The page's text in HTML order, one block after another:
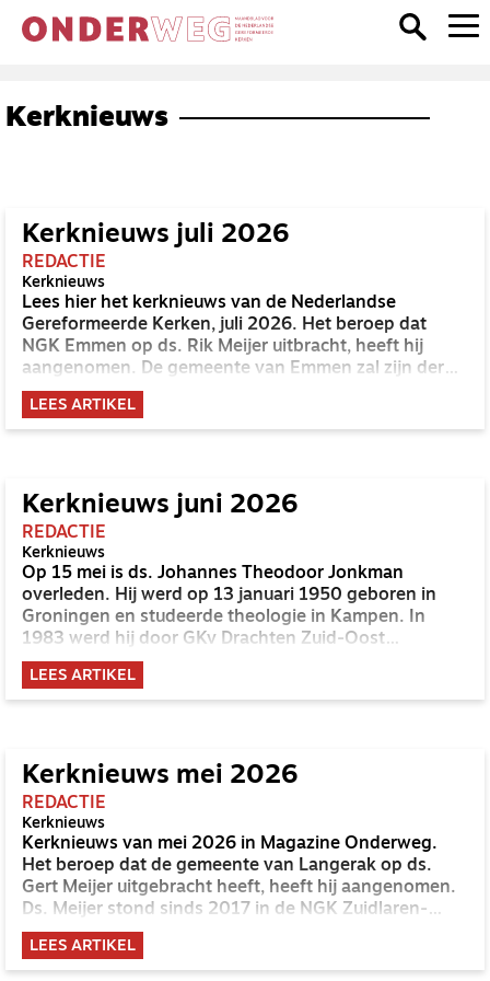
Kerknieuws
Kerknieuws juli 2026
REDACTIE
Kerknieuws
Lees hier het kerknieuws van de Nederlandse
Gereformeerde Kerken, juli 2026. Het beroep dat
NGK Emmen op ds. Rik Meijer uitbracht, heeft hij
aangenomen. De gemeente van Emmen zal zijn derde
gemeente worden. Hij begon zijn werk in 2012 in
Alblasserdam, per 1-1-2020 GKv Alblasserdam-Nieuw
Lekkerland; later in dat jaar werd hij predikant in GKv
LEES ARTIKEL
Kerknieuws juni 2026
REDACTIE
Kerknieuws
Op 15 mei is ds. Johannes Theodoor Jonkman
overleden. Hij werd op 13 januari 1950 geboren in
Groningen en studeerde theologie in Kampen. In
1983 werd hij door GKv Drachten Zuid-Oost
uitgezonden als zendingspredikant naar Kalimantan
Barat (Indonesië). In 2000 werd hij
gemeentepredikant in NGK Hardenberg-Centrum,
ruim 550 leden. Binnenkort verschijnt op
onderwegonline.nl een in memoriam over ds.
Jonkman.
LEES ARTIKEL
Kerknieuws mei 2026
REDACTIE
Kerknieuws
Kerknieuws van mei 2026 in Magazine Onderweg.
Het beroep dat de gemeente van Langerak op ds.
Gert Meijer uitgebracht heeft, heeft hij aangenomen.
Ds. Meijer stond sinds 2017 in de NGK Zuidlaren-
Kandelaarkerk. De NGK Zwolle-Plantagekerk, een
gemeente met ruim 1.000 leden, heeft een beroep
gedaan op ds. Reinier Kramer (46 jaar). Kramer is
LEES ARTIKEL